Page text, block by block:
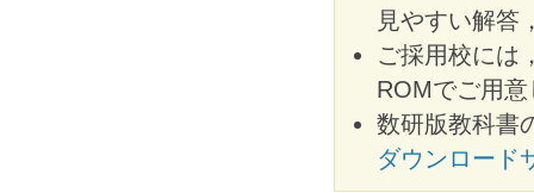
見やすい解答
ご採用校には
ROMでご用
数研版教科書
ダウンロード